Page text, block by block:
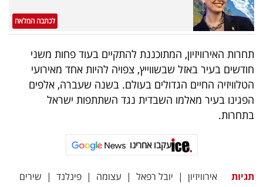
דרושים
מייל
אדום
באייס
לכתבה המלאה
תחרות האירוויזיון, המתוכננת להתקיים בעוד פחות משני
חודשים בעיר באזל שבשווייץ, צפויה להיות אחד מאירועי
הטלוויזיה החיים הגדולים בעולם. בשנה שעברה, אלפים
הפגינו בעיר מאלמו השבדית נגד השתתפות ישראל
בתחרות.
עקבו אחרינו
תגיות אירוויזיון | יובל רפאל | עצומה | פינלנד | שירים